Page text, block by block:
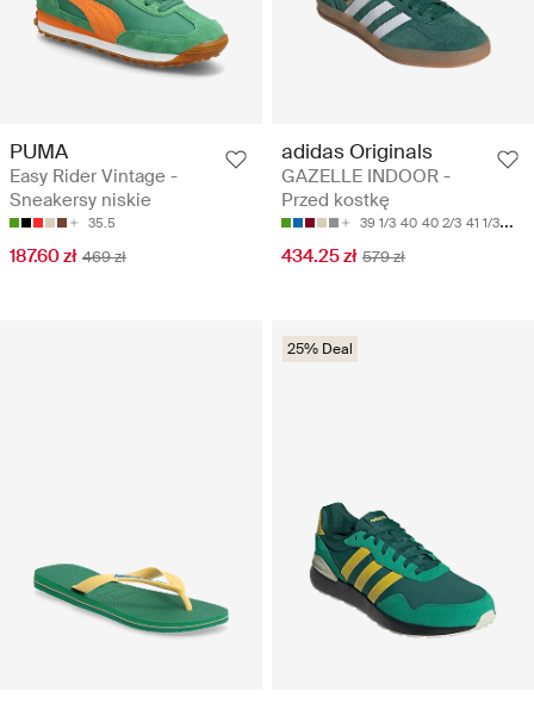
PUMA
Easy Rider Vintage -
Sneakersy niskie
35.5
187.60 zł 469 zł
adidas Originals
GAZELLE INDOOR -
Przed kostkę
39 1/3 40 40 2/3 41 1/3 42
434.25 zł 579 zł
25% Deal